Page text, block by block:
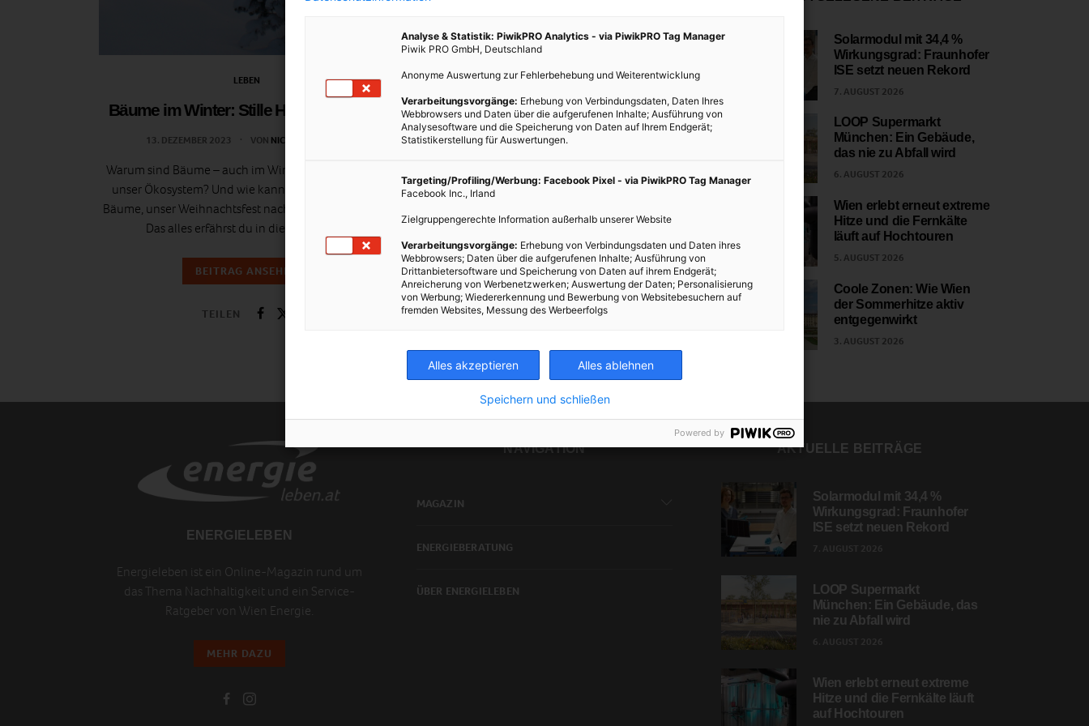
LEBEN
Bäume im Winter: Stille Helden im Wald
13. DEZEMBER 2023 VON NICOLE TABORSKY
Warum sind Bäume – auch im Winter – so wichtig für
unser Ökosystem? Und wie kann man im Sinne der
Bäume, unser Weihnachtsfest nachhaltiger gestalten?
Das alles erfährst du in diesem Artikel!
BEITRAG ANSEHEN
TEILEN
Solarmodul mit 34,4 %
Wirkungsgrad: Fraunhofer
ISE setzt neuen Rekord
7. AUGUST 2026
LOOP Supermarkt
München: Ein Gebäude,
das nie zu Abfall wird
6. AUGUST 2026
Wien erlebt erneut extreme
Hitze und die Fernkälte
läuft auf Hochtouren
5. AUGUST 2026
Coole Zonen: Wie Wien
der Sommerhitze aktiv
entgegenwirkt
3. AUGUST 2026
ENERGIELEBEN
Energieleben ist ein Online-Magazin rund um
das Thema Nachhaltigkeit und ein Service-
Ratgeber von Wien Energie.
MEHR DAZU
NAVIGATION
MAGAZIN
ENERGIEBERATUNG
ÜBER ENERGIELEBEN
AKTUELLE BEITRÄGE
Solarmodul mit 34,4 %
Wirkungsgrad: Fraunhofer
ISE setzt neuen Rekord
LOOP Supermarkt
München: Ein Gebäude, das
nie zu Abfall wird
Wien erlebt erneut extreme
Hitze und die Fernkälte läuft
auf Hochtouren
Analyse & Statistik: PiwikPRO Analytics - via PiwikPRO Tag Manager
Piwik PRO GmbH, Deutschland
Anonyme Auswertung zur Fehlerbehebung und Weiterentwicklung
Verarbeitungsvorgänge: Erhebung von Verbindungsdaten, Daten Ihres
Webbrowsers und Daten über die aufgerufenen Inhalte; Ausführung von
Analysesoftware und die Speicherung von Daten auf Ihrem Endgerät;
Statistikerstellung für Auswertungen.
Targeting/Profiling/Werbung: Facebook Pixel - via PiwikPRO Tag Manager
Facebook Inc., Irland
Zielgruppengerechte Information außerhalb unserer Website
Verarbeitungsvorgänge: Erhebung von Verbindungsdaten und Daten ihres
Webbrowsers; Daten über die aufgerufenen Inhalte; Ausführung von
Drittanbietersoftware und Speicherung von Daten auf ihrem Endgerät;
Anreicherung von Werbenetzwerken; Auswertung der Daten; Personalisierung
von Werbung; Wiedererkennung und Bewerbung von Websitebesuchern auf
fremden Websites, Messung des Werbeerfolgs
Alles akzeptieren Alles ablehnen
Speichern und schließen
Powered by